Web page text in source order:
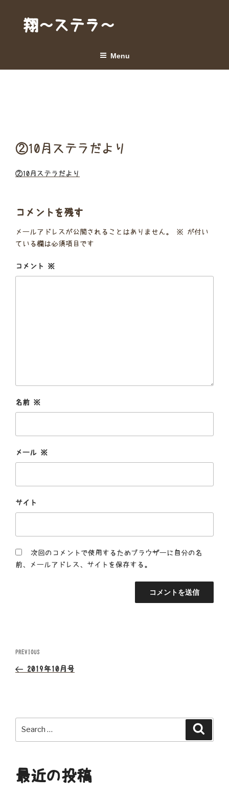
content翔～ステラ～
Menu
②10月ステラだより
②10月ステラだより
コメントを残す
メールアドレスが公開されることはありません。 ※ が付い
ている欄は必須項目です
コメント ※
名前 ※
メール ※
サイト
次回のコメントで使用するためブラウザーに自分の名
前、メールアドレス、サイトを保存する。
投
稿
ビ
ゲ
シ
Previous
Post
PREVIOUS
2019年10月号
最近の投稿